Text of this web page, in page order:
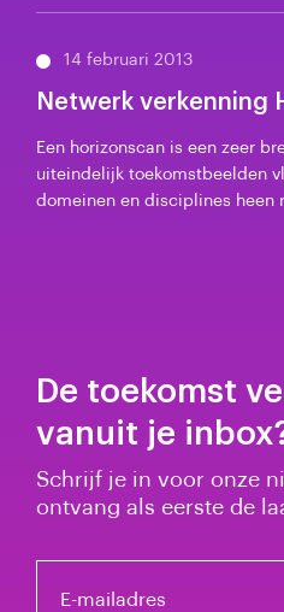
14 februari 2013
Netwerk verkenning
Een horizonscan is een zeer
uiteindelijk toekomstbeelden
domeinen en disciplines heen
De toekomst
vanuit je
Schrijf je in voor onze
ontvang als eerste de
E-mailadres